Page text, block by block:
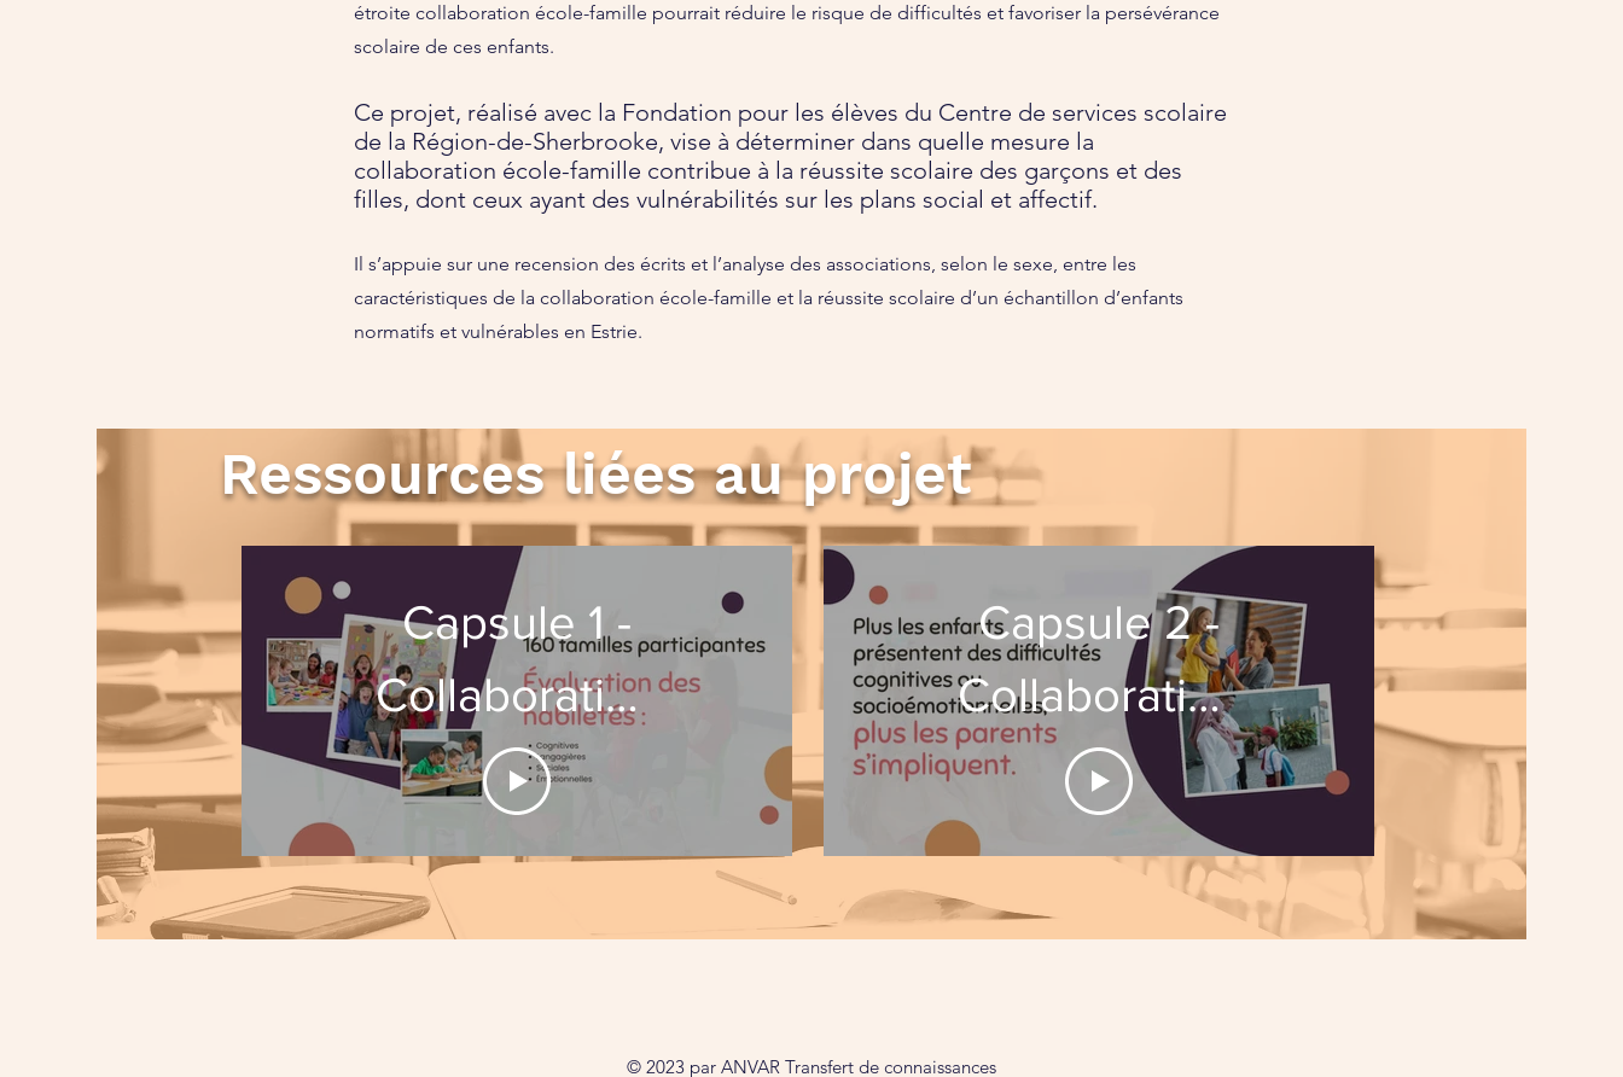
étroite collaboration école-famille pourrait réduire le risque de difficultés et favoriser la persévérance
scolaire de ces enfants.
Ce projet, réalisé avec la Fondation pour les élèves du Centre de services scolaire
de la Région-de-Sherbrooke, vise à déterminer dans quelle mesure la
collaboration école-famille contribue à la réussite scolaire des garçons et des
filles, dont ceux ayant des vulnérabilités sur les plans social et affectif.
Il s’appuie sur une recension des écrits et l’analyse des associations, selon le sexe, entre les
caractéristiques de la collaboration école-famille et la réussite scolaire d’un échantillon d’enfants
normatifs et vulnérables en Estrie.
Ressources liées au projet
Capsule 1 -
Collaboration
école-famille
Capsule 2 -
Collaboration
école-famille
© 2023 par ANVAR Transfert de connaissances